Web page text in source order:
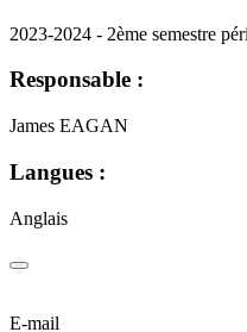
2023-2024 - 2ème semestre
Responsable :
James EAGAN
Langues :
Anglais
E-mail